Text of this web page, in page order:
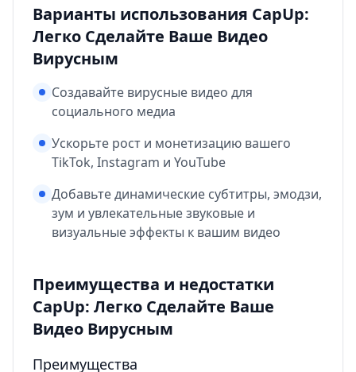
Варианты использования CapUp:
Легко Сделайте Ваше Видео
Вирусным
Создавайте вирусные видео для
социального медиа
Ускорьте рост и монетизацию вашего
TikTok, Instagram и YouTube
Добавьте динамические субтитры, эмодзи,
зум и увлекательные звуковые и
визуальные эффекты к вашим видео
Преимущества и недостатки
CapUp: Легко Сделайте Ваше
Видео Вирусным
Преимущества